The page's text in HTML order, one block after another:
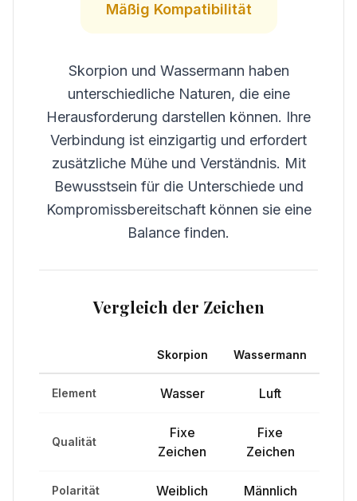
Mäßig Kompatibilität
Skorpion und Wassermann haben
unterschiedliche Naturen, die eine
Herausforderung darstellen können. Ihre
Verbindung ist einzigartig und erfordert
zusätzliche Mühe und Verständnis. Mit
Bewusstsein für die Unterschiede und
Kompromissbereitschaft können sie eine
Balance finden.
Vergleich der Zeichen
Skorpion Wassermann
Element Wasser Luft
Qualität
Fixe
Zeichen
Fixe
Zeichen
Polarität Weiblich Männlich